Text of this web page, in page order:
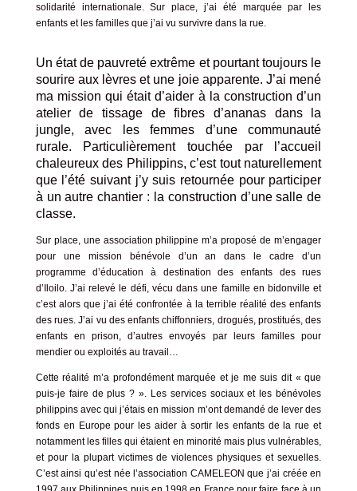
solidarité internationale. Sur place, j’ai été marquée par les
enfants et les familles que j’ai vu survivre dans la rue.
Un état de pauvreté extrême et pourtant toujours le
sourire aux lèvres et une joie apparente. J’ai mené
ma mission qui était d’aider à la construction d’un
atelier de tissage de fibres d’ananas dans la
jungle, avec les femmes d’une communauté
rurale. Particulièrement touchée par l’accueil
chaleureux des Philippins, c’est tout naturellement
que l’été suivant j’y suis retournée pour participer
à un autre chantier : la construction d’une salle de
classe.
Sur place, une association philippine m’a proposé de m’engager
pour une mission bénévole d’un andans le cadre d’un
programme d’éducation à destination des enfants des rues
d’Iloilo.J’ai relevé le défi , vécu dans une famille en bidonville et
c’est alors quej’ai été confrontée à la terrible réalité des enfants
des rues . J’ai vu des enfants chiffonniers, drogués, prostitués, des
enfants en prison, d’autres envoyés par leurs familles pour
mendier ou exploités au travail…
Cette réalité m’a profondément marquée et je me suis dit « que
puis-je faire de plus ? ». Les services sociaux et les bénévoles
philippins avec qui j’étais en mission m’ont demandé de lever des
fonds en Europe pour les aider à sortir les enfants de la rue et
notamment les filles qui étaient en minorité mais plus vulnérables,
et pour la plupart victimes de violences physiques et sexuelles.
C’est ainsi qu’est née l’association CAMELEON que j’ai créée en